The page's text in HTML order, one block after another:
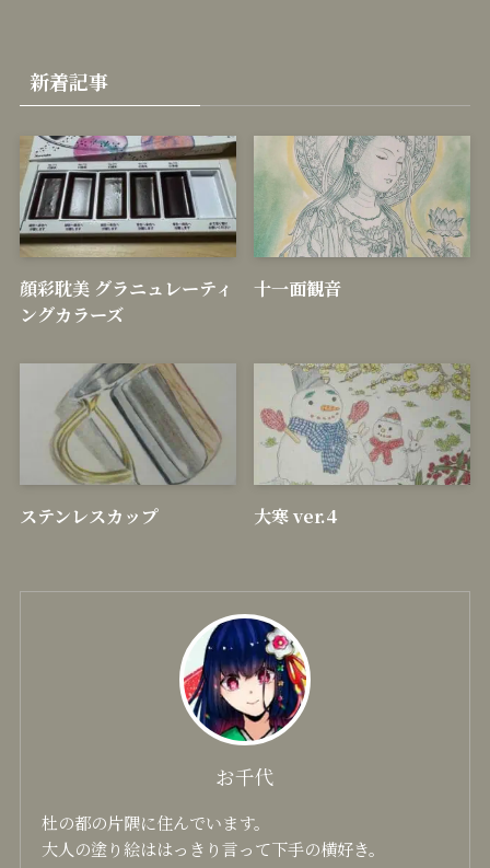
新着記事
顔彩耽美 グラニュレーティ
ングカラーズ
十一面観音
ステンレスカップ 大寒 ver.4
お千代
杜の都の片隅に住んでいます。
大人の塗り絵ははっきり言って下手の横好き。